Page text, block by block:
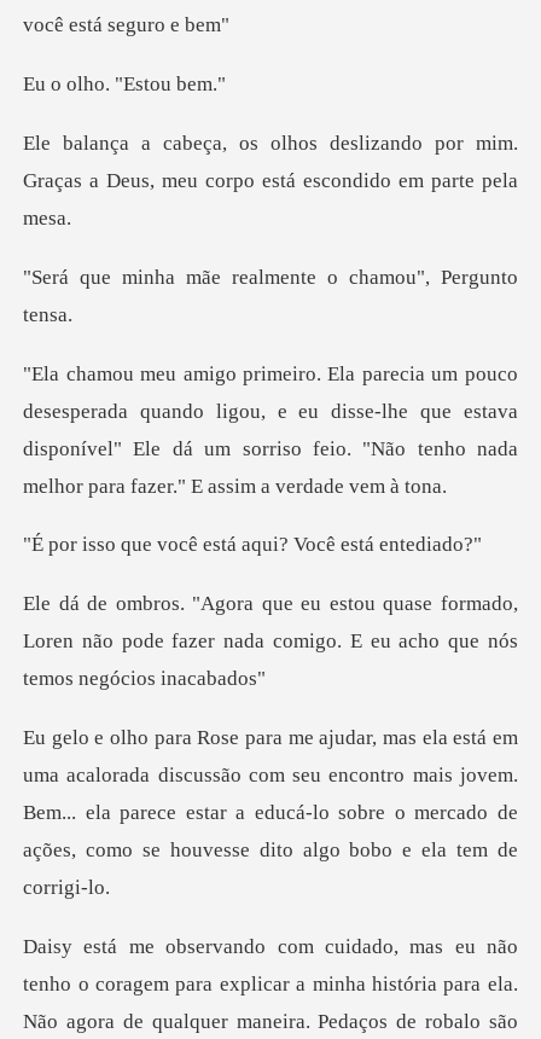
ho. "Es
zando por mim.
Graças a Deus, meu co
e realmente o cham
ndo ligou, e eu disse-lhe que estava
disponível" Ele dá um sorriso f
ocê está aqui? Vo
formado,
Loren não pode fazer nada comigo.
ussão com seu encontro mais jovem.
Bem... ela parece estar a educá-lo sobre
a para ela.
Não agora de qualquer maneira. Pedaços de robalo são